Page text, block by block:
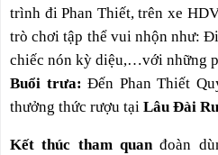
trình đi Phan Thiết, trên xe
trò chơi tập thể vui nhộn như:
chiếc nón kỳ diệu,…với những
Buổi trưa:Đến Phan Thiết
thưởng thức rượu tại Lâu Đài
Kết thúc tham quanđoàn